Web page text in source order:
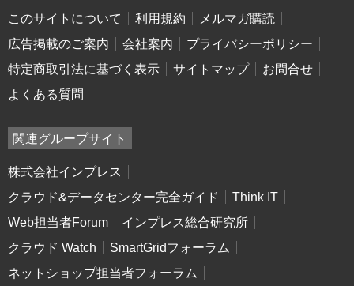
このサイトについて 利用規約
メルマガ購読
広告掲載のご案内
会社案内
プライバシーポリシー
特定商取引法に基づく表示
サイトマップ
お問合せ
よくある質問
関連グループサイト
株式会社インプレス
クラウド&データセンター完全ガイド
Think IT
Web担当者Forum
インプレス総合研究所
クラウド Watch
SmartGridフォーラム
ネットショップ担当者フォーラム